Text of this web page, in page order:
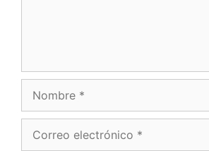
electrónico